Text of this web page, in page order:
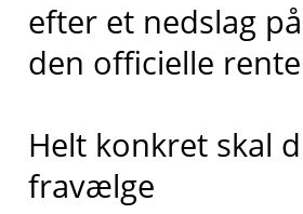
efter et nedslag
den officielle
Helt konkret skal
fravælge